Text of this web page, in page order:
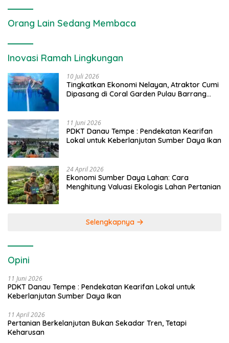
Orang Lain Sedang Membaca
Inovasi Ramah Lingkungan
10 Juli 2026
Tingkatkan Ekonomi Nelayan, Atraktor Cumi
Dipasang di Coral Garden Pulau Barrang
11 Juni 2026
PDKT Danau Tempe : Pendekatan Kearifan
Lokal untuk Keberlanjutan Sumber Daya Ikan
24 April 2026
Ekonomi Sumber Daya Lahan: Cara
Menghitung Valuasi Ekologis Lahan Pertanian
Selengkapnya
Opini
11 Juni 2026
PDKT Danau Tempe : Pendekatan Kearifan Lokal untuk
Keberlanjutan Sumber Daya Ikan
11 April 2026
Pertanian Berkelanjutan Bukan Sekadar Tren, Tetapi
Keharusan